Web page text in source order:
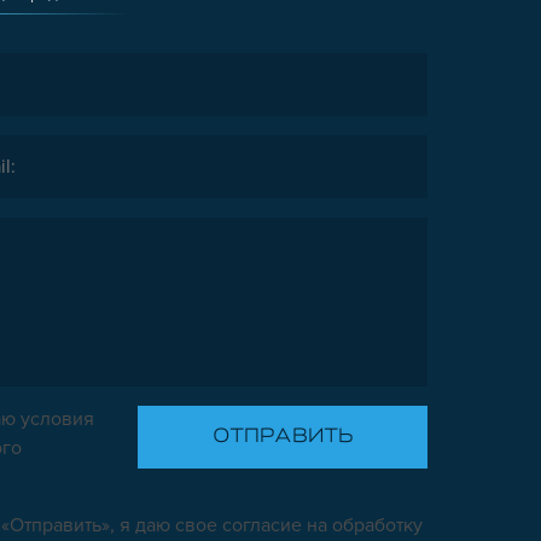
условия
я даю свое согласие на обработку